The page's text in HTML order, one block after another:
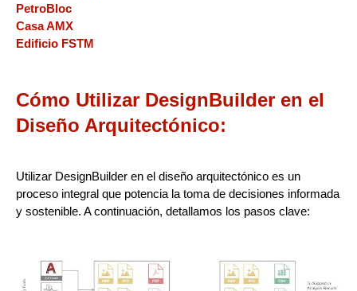
PetroBloc
Casa AMX
Edificio FSTM
Cómo Utilizar DesignBuilder en el
Diseño Arquitectónico:
Utilizar DesignBuilder en el diseño arquitectónico es un
proceso integral que potencia la toma de decisiones informada
y sostenible. A continuación, detallamos los pasos clave: